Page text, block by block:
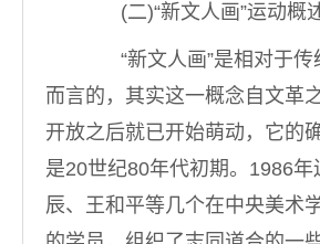
(二)“新文人画”运动概
“新文人画”是相对于传
而言的，其实这一概念自文革
开放之后就已开始萌动，它的
是20世纪80年代初期。1986年
辰、王和平等几个在中央美术